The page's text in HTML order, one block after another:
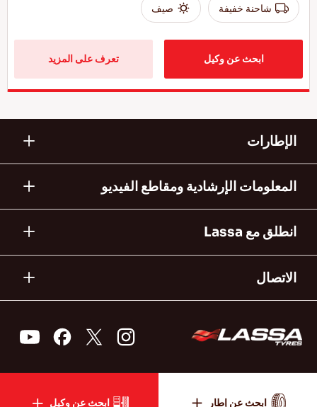
شاحنة خفيفة صيف
ابحث عن وكيل تعرف على المزيد
الإطارات
المعلومات الإرشادية ومقاطع الفيديو
انطلق مع Lassa
الاتصال
ابحث عن إطار ابحث عن وكيل